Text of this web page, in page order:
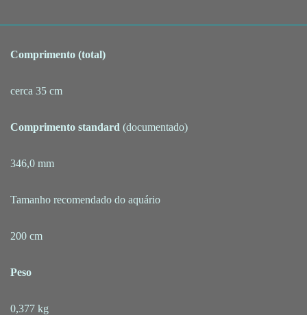
Comprimento (total)
cerca 35 cm
Comprimento standard (documentado)
346,0 mm
Tamanho recomendado do aquário
200 cm
Peso
0,377 kg